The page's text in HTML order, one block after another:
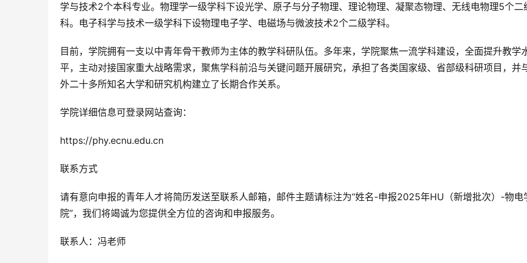
学与技术2个本科专业。物理学一级学科下设光学、原子与分子物理、理论物理、凝聚态物理、无线电物理5个二
科。电子科学与技术一级学科下设物理电子学、电磁场与微波技术2个二级学科。
目前，学院拥有一支以中青年骨干教师为主体的教学科研队伍。多年来，学院聚焦一流学科建设，全面提升教学
平，主动对接国家重大战略需求，聚焦学科前沿与关键问题开展研究，承担了各类国家级、省部级科研项目，并
外二十多所知名大学和研究机构建立了长期合作关系。
学院详细信息可登录网站查询：
https://phy.ecnu.edu.cn
联系方式
请有意向申报的青年人才将简历发送至联系人邮箱，邮件主题请标注为“姓名-申报2025年HU（新增批次）-物电
院”，我们将竭诚为您提供全方位的咨询和申报服务。
联系人：冯老师